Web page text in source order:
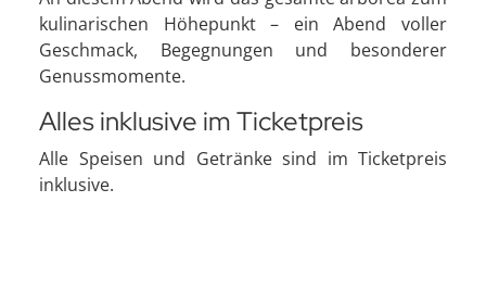
kulinarischen Höhepunkt – ein Abend voller
Geschmack, Begegnungen und besonderer
Genussmomente.
Alles inklusive im Ticketpreis
Alle Speisen und Getränke sind im Ticketpreis
inklusive.